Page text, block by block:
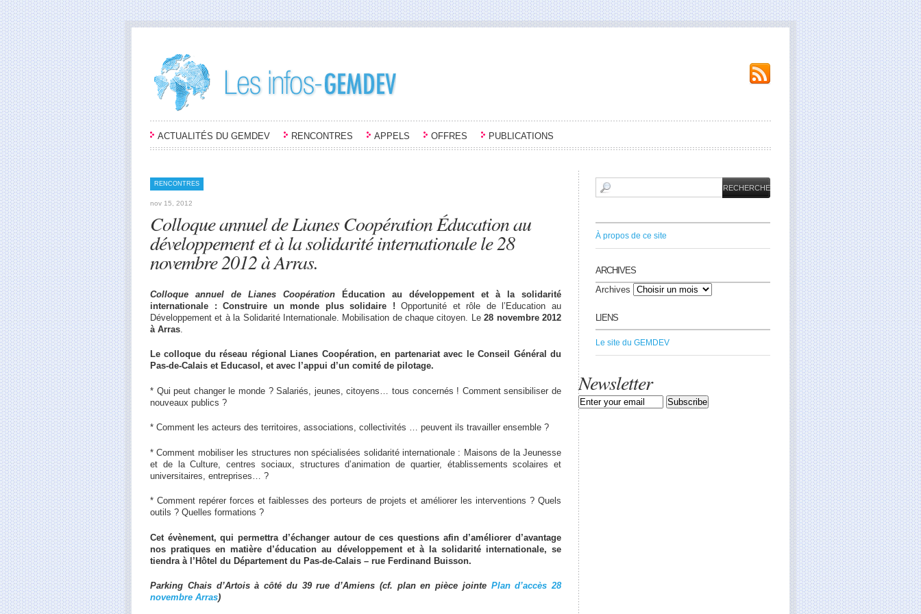
ACTUALITÉS DU GEMDEV RENCONTRES APPELS OFFRES PUBLICATIONS
RENCONTRES
nov 15, 2012
Colloque annuel de Lianes Coopération Éducation au
développement et à la solidarité internationale le 28
novembre 2012 à Arras.
Colloque annuel de Lianes Coopération
Éducation au développement et à la solidarité
internationale : Construire un monde plus solidaire !Opportunité et rôle de l’Education au
Développement et à la Solidarité Internationale. Mobilisation de chaque citoyen. Le28 novembre 2012
à Arras
Le colloque du réseau régional
Lianes Coopération, en partenariat avec le Conseil Général du
Pas-de-Calais et Educasol, et avec l’appui d’un comité de pilotage.
* Qui peut changer le monde ? Salariés, jeunes, citoyens… tous concernés ! Comment sensibiliser de
nouveaux publics ?
* Comment les acteurs des territoires, associations, collectivités … peuvent ils travailler ensemble ?
* Comment mobiliser les structures non spécialisées solidarité internationale : Maisons de la Jeunesse
et de la Culture, centres sociaux, structures d’animation de quartier, établissements scolaires et
universitaires, entreprises… ?
* Comment repérer forces et faiblesses des porteurs de projets et améliorer les interventions ? Quels
outils ? Quelles formations ?
Cet évènement, qui permettra d’échanger autour de ces questions afin d’améliorer d’avantage
nos pratiques en matière d’éducation au développement et à la solidarité internationale, se
tiendra à l’Hôtel du Département du Pas-de-Calais – rue Ferdinand Buisson.
Parking Chais d’Artois à côté du 39 rue d’Amiens (cf. plan en pièce jointe Plan d’accès 28
novembre Arras)
À propos de ce site
ARCHIVES
Archives
LIENS
Le site du GEMDEV
Newsletter